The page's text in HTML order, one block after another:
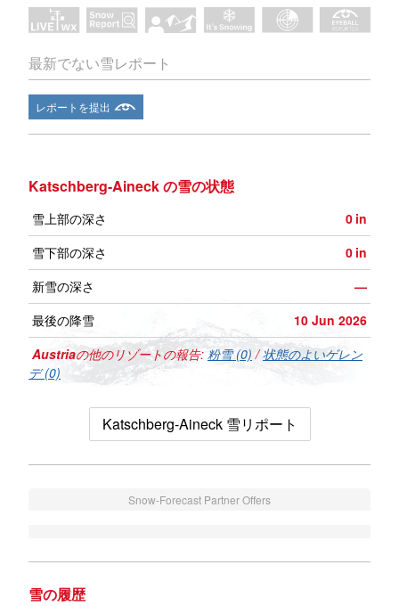
最新でない雪レポート
レポートを提出
Katschberg-Aineck の雪の状態
雪上部の深さ 0 in
雪下部の深さ
0 in
新雪の深さ
—
最後の降雪
10 Jun 2026
Austriaの他のリゾートの報告: 粉雪 (0) /状態のよいゲレン
デ (0)
Katschberg-Aineck 雪リポート
Snow-Forecast Partner Offers
雪の履歴